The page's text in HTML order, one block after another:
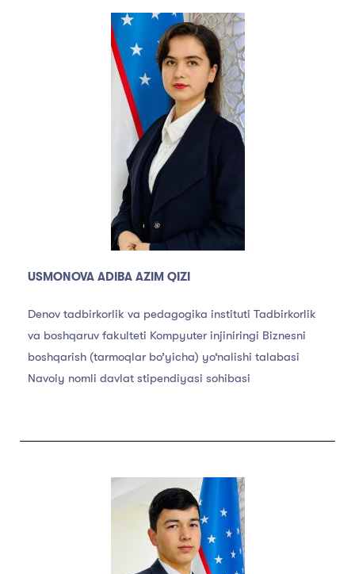
USMONOVA ADIBA AZIM QIZI
Denov tadbirkorlik va pedagogika instituti Tadbirkorlik
va boshqaruv fakulteti Kompyuter injiniringi Biznesni
boshqarish (tarmoqlar bo’yicha) yo‘nalishi talabasi
Navoiy nomli davlat stipendiyasi sohibasi